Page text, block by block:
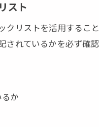
スト
リストを活用する
されているかを必ず
か